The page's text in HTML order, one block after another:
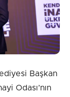
Başkan
Odası’nın